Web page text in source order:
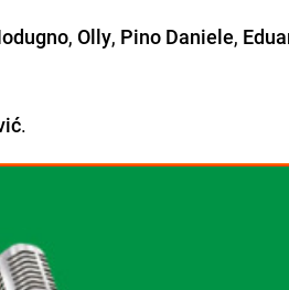
,Olly, Pino Daniele,
.